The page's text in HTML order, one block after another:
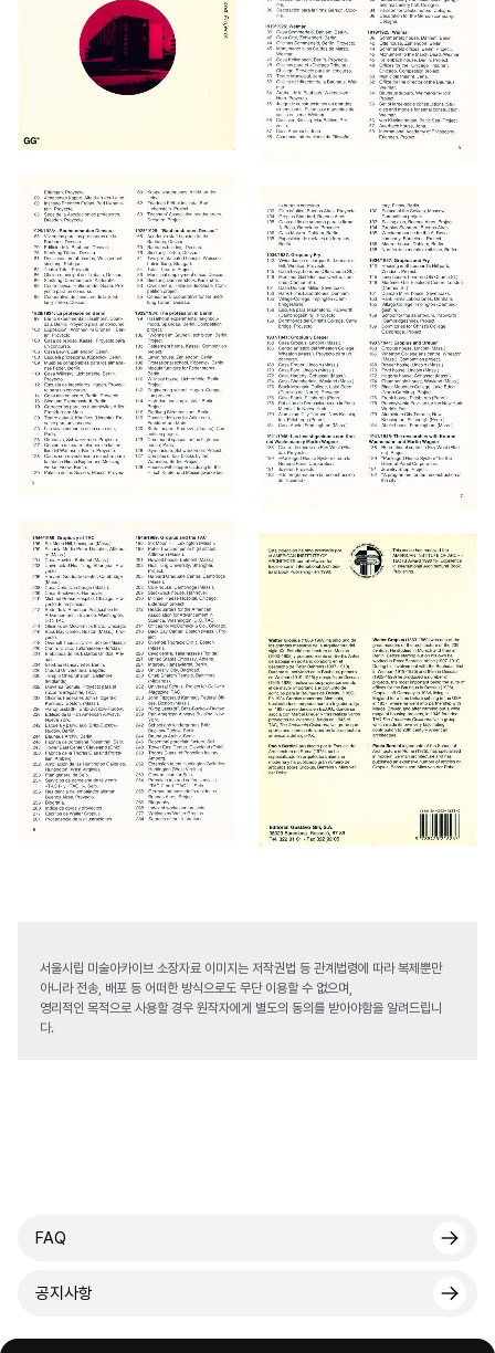
서울시립 미술아카이브 소장자료 이미지는 저작권법 등 관계법령에 따라 복제뿐만
아니라 전송, 배포 등 어떠한 방식으로도 무단 이용할 수 없으며,
영리적인 목적으로 사용할 경우 원작자에게 별도의 동의를 받아야함을 알려드립니
다.
FAQ
공지사항